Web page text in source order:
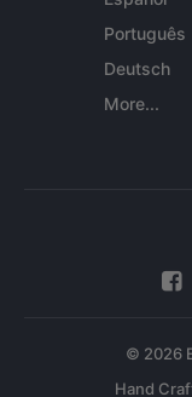
Português
Deutsch
More...
© 2026